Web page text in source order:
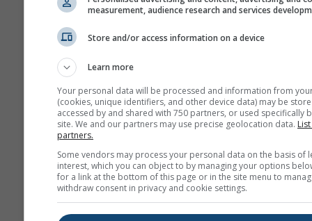
measurement, audience research and services
Store and/or access information on a device
Learn more
Your personal data will be processed and information from
(cookies, unique identifiers, and other device data) may be
accessed by and shared with 750 partners, or used specifically
site. We and our partners may use precise geolocation data.
partners.
Some vendors may process your personal data on the basis of
interest, which you can object to by managing your options
for a link at the bottom of this page or in the site menu to
withdraw consent in privacy and cookie settings.